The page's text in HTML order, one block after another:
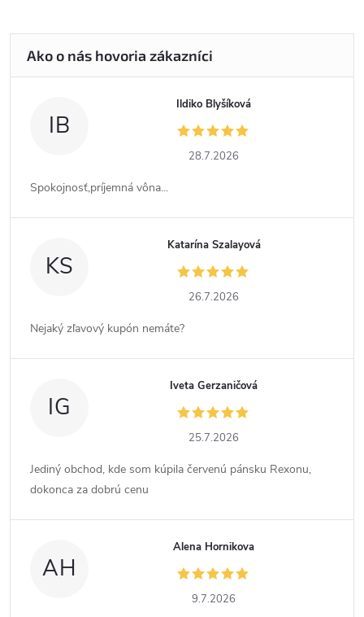
IB
Ildiko Blyšíková
28.7.2026
Spokojnosť,príjemná vôna...
KS
Katarína Szalayová
26.7.2026
Nejaký zľavový kupón nemáte?
IG
Iveta Gerzaničová
25.7.2026
Jediný obchod, kde som kúpila červenú pánsku Rexonu,
dokonca za dobrú cenu
AH
Alena Hornikova
9.7.2026